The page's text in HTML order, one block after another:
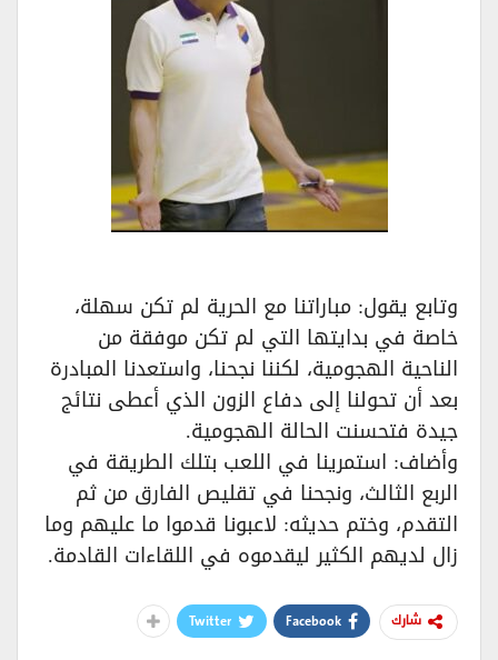
وتابع يقول: مباراتنا مع الحرية لم تكن سهلة،
خاصة في بدايتها التي لم تكن موفقة من
الناحية الهجومية، لكننا نجحنا، واستعدنا المبادرة
بعد أن تحولنا إلى دفاع الزون الذي أعطى نتائج
جيدة فتحسنت الحالة الهجومية.
وأضاف: استمرينا في اللعب بتلك الطريقة في
الربع الثالث، ونجحنا في تقليص الفارق من ثم
التقدم، وختم حديثه: لاعبونا قدموا ما عليهم وما
زال لديهم الكثير ليقدموه في اللقاءات القادمة.
شارك Facebook
Twitter